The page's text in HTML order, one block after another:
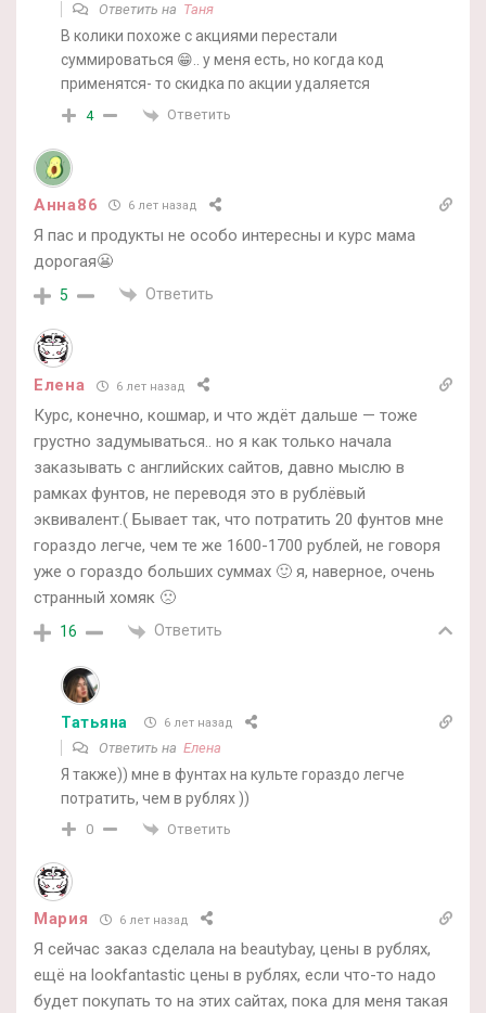
Ответить на Таня
В колики похоже с акциями перестали
суммироваться 😁.. у меня есть, но когда код
применятся- то скидка по акции удаляется
4 Ответить
Анна86 6 лет назад
Я пас и продукты не особо интересны и курс мама
дорогая😬
5 Ответить
Елена 6 лет назад
Курс, конечно, кошмар, и что ждёт дальше — тоже
грустно задумываться.. но я как только начала
заказывать с английских сайтов, давно мыслю в
рамках фунтов, не переводя это в рублёвый
эквивалент.( Бывает так, что потратить 20 фунтов мне
гораздо легче, чем те же 1600-1700 рублей, не говоря
уже о гораздо больших суммах 🙂 я, наверное, очень
странный хомяк 🙁
16 Ответить
Татьяна 6 лет назад
Ответить на Елена
Я также)) мне в фунтах на культе гораздо легче
потратить, чем в рублях ))
0 Ответить
Мария 6 лет назад
Я сейчас заказ сделала на beautybay, цены в рублях,
ещё на lookfantastic цены в рублях, если что-то надо
будет покупать то на этих сайтах, пока для меня такая